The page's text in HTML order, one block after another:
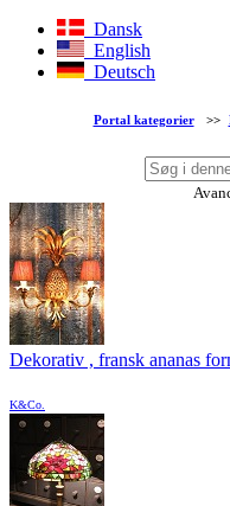
Dansk
English
Deutsch
Portal kategorier >>
Dekorativ , fransk ananas
K&Co.